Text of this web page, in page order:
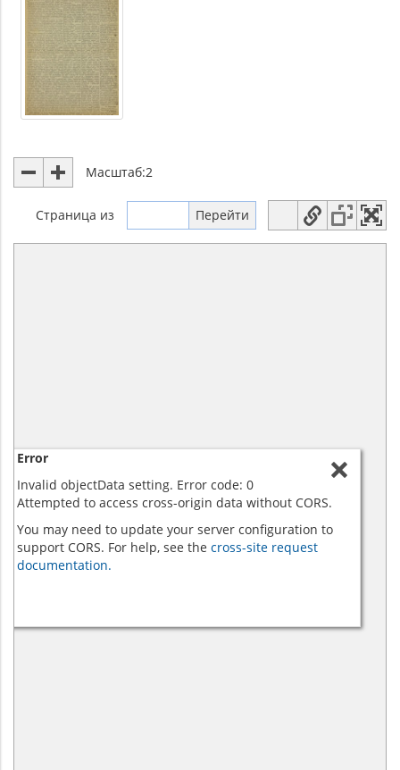
Масштаб:2
Страница из
Error
Invalid objectData setting. Error code: 0
Attempted to access cross-origin data without CORS.
You may need to update your server configuration to
support CORS. For help, see the cross-site request
documentation.